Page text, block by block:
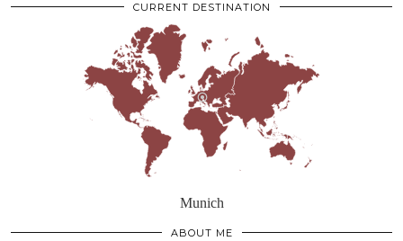
CURRENT DESTINATION
Munich
ABOUT ME